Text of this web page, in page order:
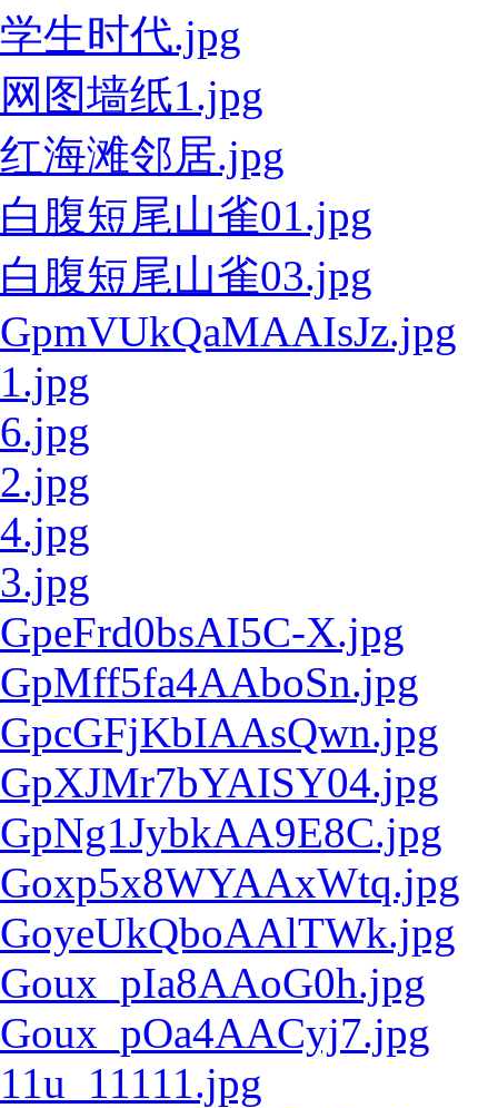
学生时代.jpg
网图墙纸1.jpg
红海滩邻居.jpg
白腹短尾山雀01.jpg
白腹短尾山雀03.jpg
GpmVUkQaMAAIsJz.jpg
1.jpg
6.jpg
2.jpg
4.jpg
3.jpg
GpeFrd0bsAI5C-X.jpg
GpMff5fa4AAboSn.jpg
GpcGFjKbIAAsQwn.jpg
GpXJMr7bYAISY04.jpg
GpNg1JybkAA9E8C.jpg
Goxp5x8WYAAxWtq.jpg
GoyeUkQboAAlTWk.jpg
Goux_pIa8AAoG0h.jpg
Goux_pOa4AACyj7.jpg
11u_11111.jpg